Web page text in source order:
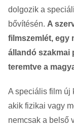
dolgozik a
bővítésén. A
filmszemlét, egy
állandó szakmai
teremtve a
A speciális film új
akik fizikai vagy
nemcsak a belső